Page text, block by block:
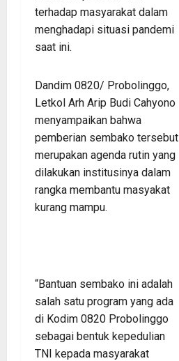
terhadap masyarakat dalam
menghadapi situasi pandemi
saat ini.
Dandim 0820/ Probolinggo,
Letkol Arh Arip Budi Cahyono
menyampaikan bahwa
pemberian sembako tersebut
merupakan agenda rutin yang
dilakukan institusinya dalam
rangka membantu masyakat
kurang mampu.
“Bantuan sembako ini adalah
salah satu program yang ada
di Kodim 0820 Probolinggo
sebagai bentuk kepedulian
TNI kepada masyarakat